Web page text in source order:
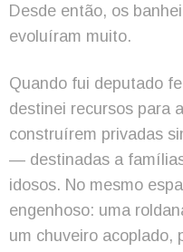
Desde então, os
evoluíram muito.
Quando fui deputado
destinei recursos para
construírem privadas
— destinadas a
idosos. No mesmo
engenhoso: uma
um chuveiro acoplado,